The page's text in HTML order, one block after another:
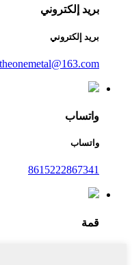
بريد إلكتروني
بريد إلكتروني
theonemetal@163.com
واتساب
واتساب
8615222867341
قمة